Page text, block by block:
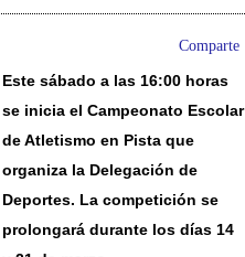
Comparte
Este sábado a las 16:00 horas
se inicia el Campeonato Escolar
de Atletismo en Pista que
organiza la Delegación de
Deportes. La competición se
prolongará durante los días 14